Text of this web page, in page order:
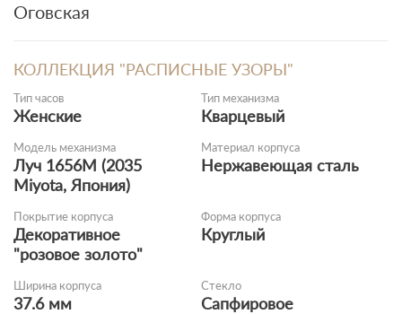
Оговская
КОЛЛЕКЦИЯ "РАСПИСНЫЕ УЗОРЫ"
Тип часов
Женские
Тип механизма
Кварцевый
Модель механизма
Луч 1656M (2035
Miyota, Япония)
Материал корпуса
Нержавеющая сталь
Покрытие корпуса
Декоративное
"розовое золото"
Форма корпуса
Круглый
Ширина корпуса
37.6 мм
Стекло
Сапфировое